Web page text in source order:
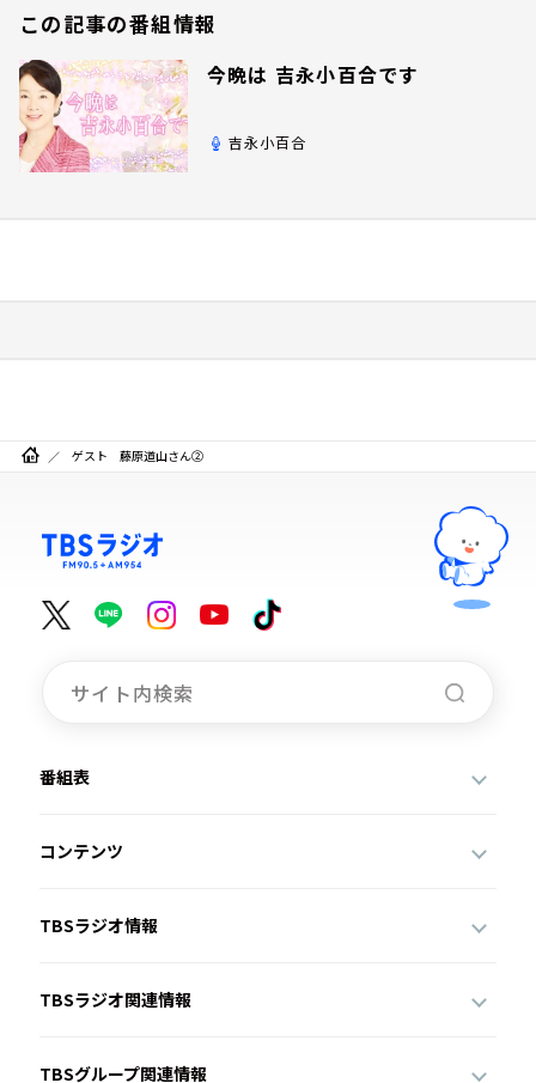
この記事の番組情報
今晩は 吉永小百合です
吉永小百合
ゲスト 藤原道山さん②
番組表
コンテンツ
TBSラジオ情報
TBSラジオ関連情報
TBSグループ関連情報